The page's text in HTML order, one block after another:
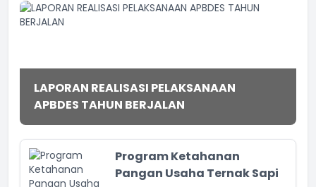
LAPORAN REALISASI PELAKSANAAN
APBDES TAHUN BERJALAN
Program Ketahanan
Pangan Usaha Ternak Sapi